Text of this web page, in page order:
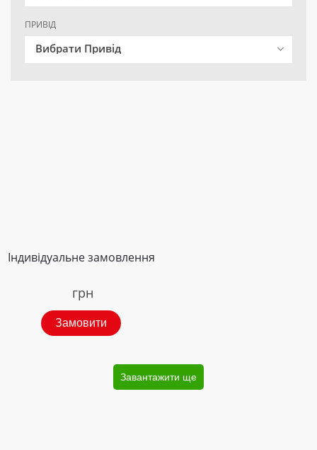
ПРИВІД
Вибрати Привід
Індивідуальне замовлення
грн
Замовити
Завантажити ще